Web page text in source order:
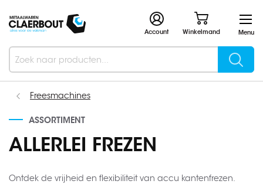
Menu
Winkelmand
Account
Search
Freesmachines
ASSORTIMENT
ALLERLEI FREZEN
Ontdek de vrijheid en flexibiliteit van accu kantenfrezen.